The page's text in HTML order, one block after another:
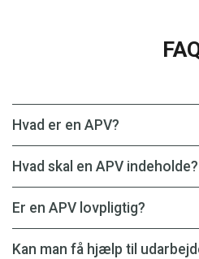
Hvad er en APV?
Hvad skal en APV indeholde?
Er en APV lovpligtig?
Kan man få hjælp til